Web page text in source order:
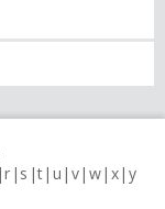
r s t u v w x y